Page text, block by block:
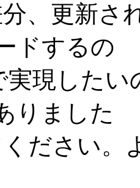
、更新さ
ドするの
実現した
りました
ださい。